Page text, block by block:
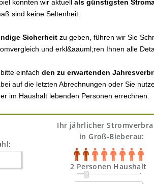
konnten wir aktuell als günstigsten
sind keine Seltenheit.
Sicherheit zu geben, führen wir Sie
und erkl&aauml;ren Ihnen alle
einfach den zu erwartenden
auf die letzten Abrechnungen oder Sie
im Haushalt lebenden Personen errechnen.
Ihr jährlicher
in Groß-Bieberau:
2 Personen Haushalt